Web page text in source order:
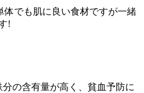
体でも肌に良い食材ですが一緒
!
の含有量が高く、貧血予防に